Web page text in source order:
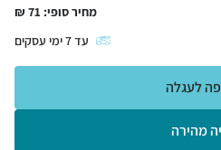
מחיר סופי: 71
₪
עד7ימי עסקים
מהירה
לעגלה